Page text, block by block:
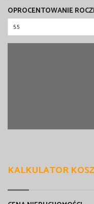
OPROCENTOWANIE
KALKULATOR